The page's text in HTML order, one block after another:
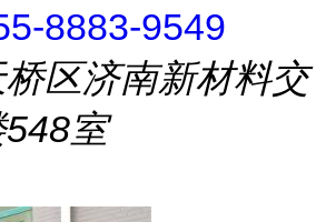
8883-9549
区济南新材料交
室